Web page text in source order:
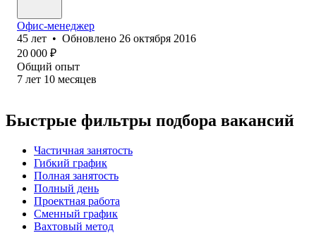
Офис-менеджер
45 лет • Обновлено 26 октября 2016
20 000 ₽
Общий опыт
7 лет 10 месяцев
Быстрые фильтры подбора вакансий
Частичная занятость
Гибкий график
Полная занятость
Полный день
Проектная работа
Сменный график
Вахтовый метод